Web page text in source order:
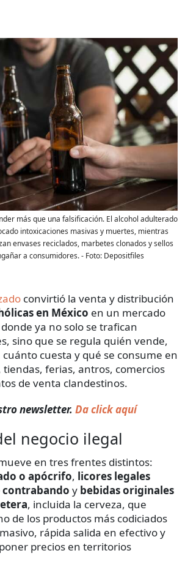
más que una falsificación. El alcohol adulterado
intoxicaciones masivas y muertes, mientras
envases reciclados, marbetes clonados y sellos
a consumidores.- Foto: Depositfiles
convirtió la venta y distribución
en México en un mercado
ya no solo se trafican
sino que se regula quién vende,
cuesta y qué se consume en
tiendas, ferias, antros, comercios
de venta clandestinos.
newsletter. Da click aquí
negocio ilegal
en tres frentes distintos:
o apócrifo, licores legales
y bebidas originales
, incluida la cerveza, que
de los productos más codiciados
rápida salida en efectivo y
precios en territorios